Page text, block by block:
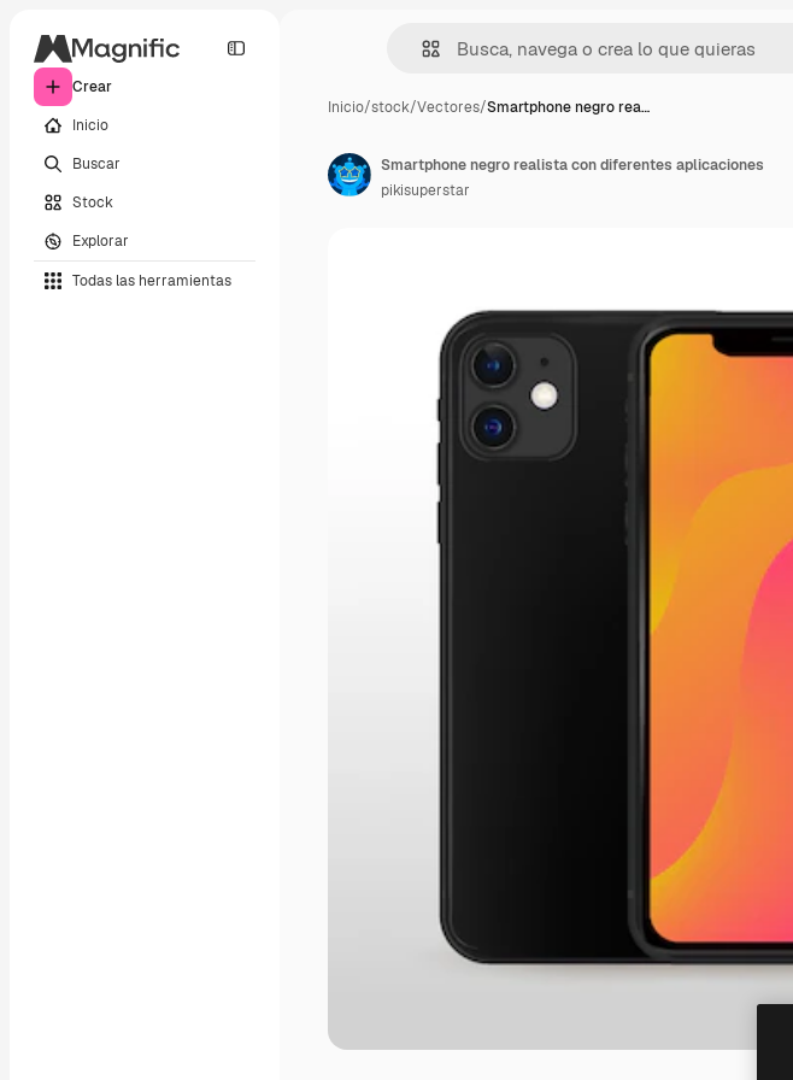
Crear
Inicio
Buscar
Stock
Explorar
Todas las herramientas
Inicio/stock/Vectores/Smartphone negro rea…
Smartphone negro realista con diferentes aplicaciones
pikisuperstar